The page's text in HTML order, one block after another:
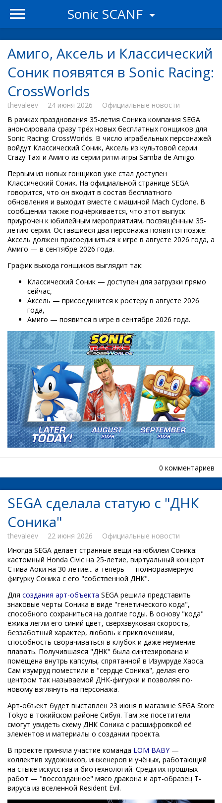
Sonic SCANF
Амиго, Аксель и Классический
Соник появятся в Sonic Racing:
CrossWorlds
thevaleev 24 июня 2026
Официальные новости
В рамках празднования 35-летия Соника компания SEGA
анонсировала сразу трёх новых бесплатных гонщиков для
Sonic Racing: CrossWorlds. В число играбельных персонажей
войдут Классический Соник, Аксель из культовой серии
Crazy Taxi и Амиго из серии ритм-игры Samba de Amigo.
Первым из новых гонщиков уже стал доступен
Классический Соник. На официальной странице SEGA
говорится, что он входит в состав бесплатного
обновления и выходит вместе с машиной Mach Cyclone. В
сообщении также подчёркивается, что этот выпуск
приурочен к юбилейным мероприятиям, посвящённым 35-
летию серии. Оставшиеся два персонажа появятся позже:
Аксель должен присоединиться к игре в августе 2026 года, а
Амиго — в сентябре 2026 года.
График выхода гонщиков выглядит так:
Классический Соник — доступен для загрузки прямо
сейчас,
Аксель — присоединится к ростеру в августе 2026
года,
Амиго — появится в игре в сентябре 2026 года.
0 комментариев
SEGA сделала статую с "ДНК
Соника"
thevaleev 22 июня 2026
Официальные новости
Иногда SEGA делает странные вещи на юбилеи Соника:
кастомный Honda Civic на 25-летие, виртуальный концерт
Стива Аоки на 30-летие... а теперь — полноразмерную
фигурку Соника с его "собственной ДНК".
Для создания арт-объекта SEGA решила представить
знаковые черты Соника в виде "генетического кода",
способного сохраниться на долгие годы. В основу "кода"
ёжика легли его синий цвет, сверхзвуковая скорость,
беззаботный характер, любовь к приключениям,
способность сворачиваться в клубок и даже неумение
плавать. Получившаяся "ДНК" была синтезирована и
помещена внутрь капсулы, спрятанной в Изумруде Хаоса.
Сам изумруд поместили в "сердце Соника", делая его
центром так называемой ДНК-фигурки и позволяя по-
новому взглянуть на персонажа.
Арт-объект будет выставлен 23 июня в магазине SEGA Store
Tokyo в токийском районе Сибуя. Там же посетители
смогут увидеть схему ДНК Соника с расшифровкой её
элементов и материалы о создании проекта.
В проекте приняла участие команда LOM BABY—
коллектив художников, инженеров и учёных, работающий
на стыке искусства и биотехнологий. Среди их прошлых
работ — "воссозданное" мясо дракона и арт-образец Т-
вируса из вселенной Resident Evil.